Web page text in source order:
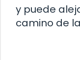
y puede
camino de